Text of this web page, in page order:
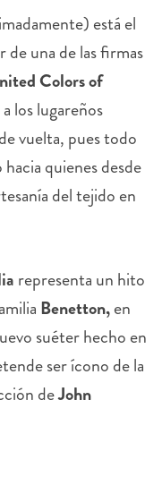
está el
de una de las firmas
Colors of
los lugareños
vuelta, pues todo
quienes desde
del tejido en
representa un hito
Benetton,en
suéter hecho en
ser ícono de la
deJohn